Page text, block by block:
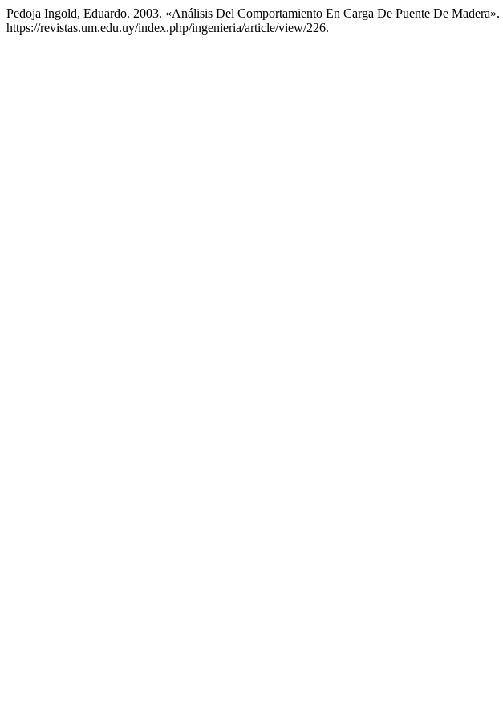
Pedoja Ingold, Eduardo. 2003. «Análisis Del Comportamiento En Carga De Puente De Madera».
https://revistas.um.edu.uy/index.php/ingenieria/article/view/226.